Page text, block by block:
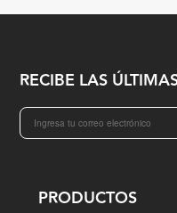
RECIBE LAS
PRODUCTOS